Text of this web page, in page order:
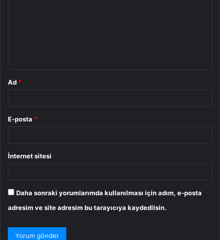
Ad *
E-posta *
İnternet sitesi
Daha sonraki yorumlarımda kullanılması için adım, e-posta
adresim ve site adresim bu tarayıcıya kaydedilsin.